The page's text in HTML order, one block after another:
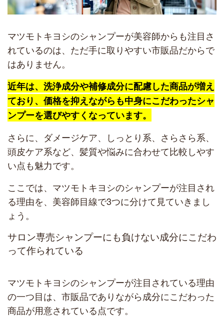
マツモトキヨシのシャンプーが美容師からも注目さ
れているのは、ただ手に取りやすい市販品だからで
はありません。
近年は、洗浄成分や補修成分に配慮した商品が増え
ており、価格を抑えながらも中身にこだわったシャ
ンプーを選びやすくなっています。
さらに、ダメージケア、しっとり系、さらさら系、
頭皮ケア系など、髪質や悩みに合わせて比較しやす
い点も魅力です。
ここでは、マツモトキヨシのシャンプーが注目され
る理由を、美容師目線で3つに分けて見ていきまし
ょう。
サロン専売シャンプーにも負けない成分にこだわ
って作られている
マツモトキヨシのシャンプーが注目されている理由
の一つ目は、市販品でありながら成分にこだわった
商品が用意されている点です。